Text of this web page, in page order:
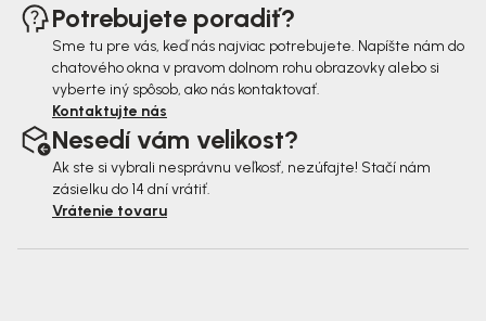
Potrebujete poradiť?
Sme tu pre vás, keď nás najviac potrebujete. Napíšte nám do
chatového okna v pravom dolnom rohu obrazovky alebo si
vyberte iný spôsob, ako nás kontaktovať.
Kontaktujte nás
Nesedí vám velikost?
Ak ste si vybrali nesprávnu veľkosť, nezúfajte! Stačí nám
zásielku do 14 dní vrátiť.
Vrátenie tovaru